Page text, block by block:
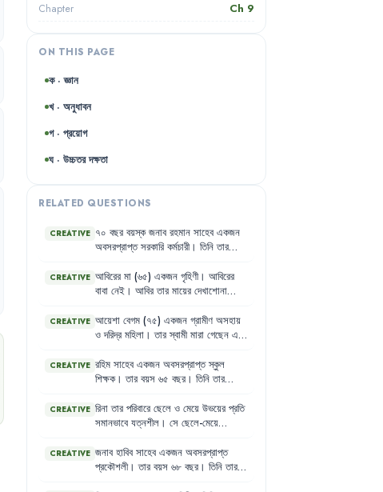
Chapter Ch 9
ON THIS PAGE
ক · জ্ঞান
খ · অনুধাবন
গ · প্রয়োগ
ঘ · উচ্চতর দক্ষতা
RELATED QUESTIONS
CREATIVE ৭০ বছর বয়স্ক জনাব রহমান সাহেব একজন
অবসরপ্রাপ্ত সরকারি কর্মচারী। তিনি তার
কর্মজীবী হওয়ায় তাকে দেখাশোনা করার জন্য
একজন গৃহকর্মী রাখা হয়েছে। গৃহকর্মী তাকে
ব্যবহার করে। রহমান সাহেব মনে মনে কষ্ট
পান কিন্তু কাউকে কিছু বলতে পারেন না।
CREATIVE আবিরের মা (৬৫) একজন গৃহিণী। আবিরের
বাবা নেই । আবির তার মায়ের দেখাশোনা
আবিরের স্ত্রী মনে করে বৃদ্ধ মা তাদের জন্য
বোঝা।
CREATIVE আয়েশা বেগম (৭৫) একজন গ্রামীণ অসহায়
ও দরিদ্র মহিলা । তার স্বামী মারা গেছেন এবং
পাওয়ার জন্য আবেদন করেছেন। তার
প্রতিবেশী রিনা বেগম (৬২) একজন বিধবা এবং
জন্য আবেদন করেছেন।
CREATIVE রহিম সাহেব একজন অবসরপ্রাপ্ত স্কুল
শিক্ষক। তার বয়স ৬৫ বছর । তিনি তার
একটি পাঠাগার স্থাপন করতে চান এবং সমাজ
উন্নয়নমূলক কাজে অংশগ্রহণ করতে ইচ্ছুক
তার পক্ষে এসব কাজ করা সম্ভব নয়।
CREATIVE রিনা তার পরিবারে ছেলে ও মেয়ে উভয়ের প্রতি
সমানভাবে যত্নশীল । সে ছেলে-মেয়ে
দিয়েছে এবং তাদের মতামতের গুরুত্ব দেয়
তার প্রতিবেশী জাহিদের পরিবারে কিন্তু এর
CREATIVE জনাব হাবিব সাহেব একজন অবসরপ্রাপ্ত
প্রকৌশলী। তার বয়স ৬৮ বছর । তিনি তার